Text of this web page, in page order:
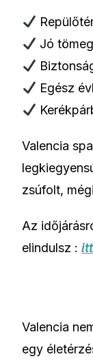
Jó
Egész
Valencia
zsúfolt,
Az
elindulsz :itt
Valencia
egy